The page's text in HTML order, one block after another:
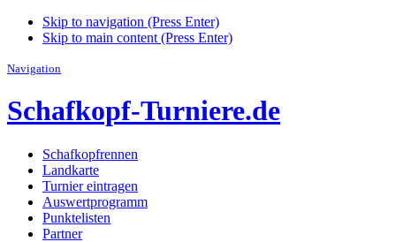
Skip to navigation (Press Enter)
Skip to main content (Press Enter)
Navigation
Schafkopf-Turniere.de
Schafkopfrennen
Landkarte
Turnier eintragen
Auswertprogramm
Punktelisten
Partner